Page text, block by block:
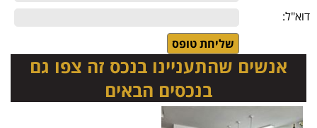
דוא"ל:
אנשים שהתעניינו בנכס זה צפו גם
בנכסים הבאים